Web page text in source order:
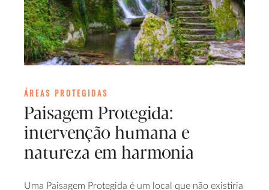
ÁREAS PROTEGIDAS
Paisagem Protegida:
intervenção humana e
natureza em harmonia
Uma Paisagem Protegida é um local que não existiria